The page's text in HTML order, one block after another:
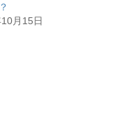
月15日